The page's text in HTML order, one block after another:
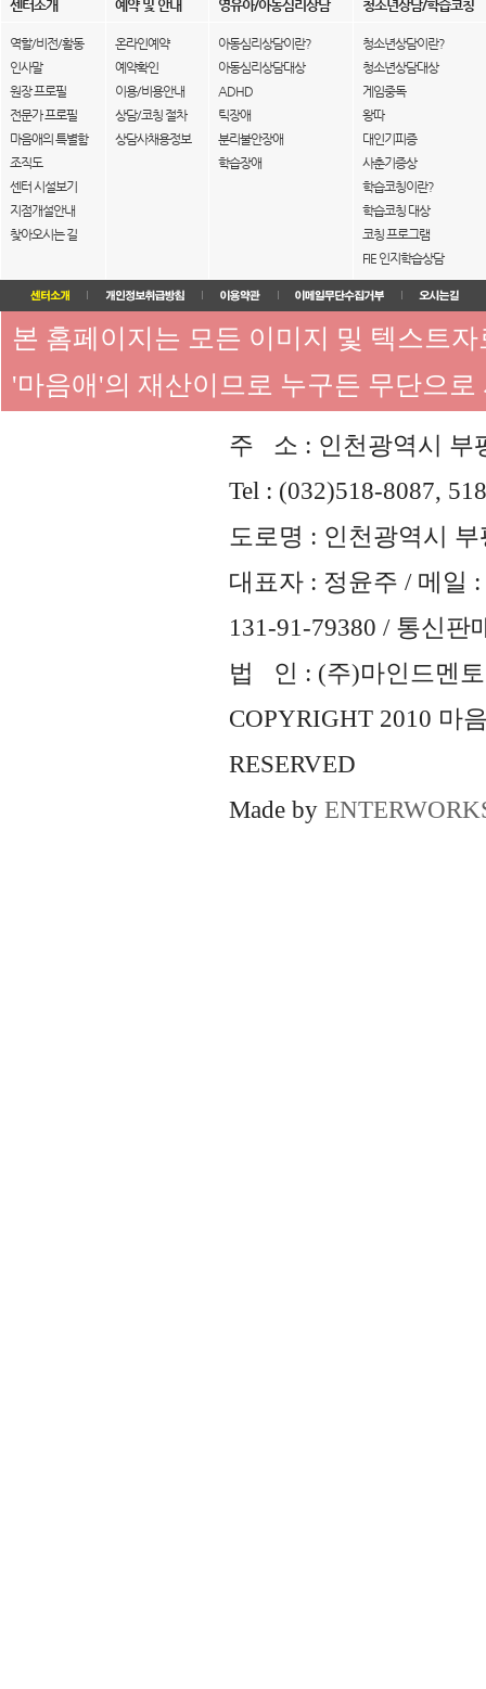
센터소개 예약 및 안내 영유아/아동심리상담 청소년상담/학습코칭
역할/비전/활동
인사말
원장 프로필
전문가 프로필
마음애의 특별함
조직도
센터 시설보기
지점개설안내
찾아오시는 길
온라인예약
예약확인
이용/비용안내
상담/코칭 절차
상담사채용정보
아동심리상담이란?
아동심리상담대상
ADHD
틱장애
분리불안장애
학습장애
청소년상담이란?
청소년상담대상
게임중독
왕따
대인기피증
사춘기증상
학습코칭이란?
학습코칭 대상
코칭 프로그램
FIE 인지학습상담
본 홈페이지는 모든 이미지 및 텍스트
'마음애'의 재산이므로 누구든 무단으
주 소 : 인천광역시 부
Tel : (032)518-8087,
도로명 : 인천광역시
대표자 : 정윤주 / 메일 :
131-91-79380 / 통신판
법 인 : (주)마인드멘토
COPYRIGHT 2010 마
RESERVED
Made by